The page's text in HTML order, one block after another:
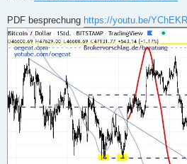
a
g
PDF besprechung https://youtu.be/